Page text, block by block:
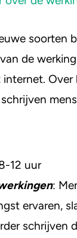
soorten
de
Over
12 uur
:
ervaren,
schrijven